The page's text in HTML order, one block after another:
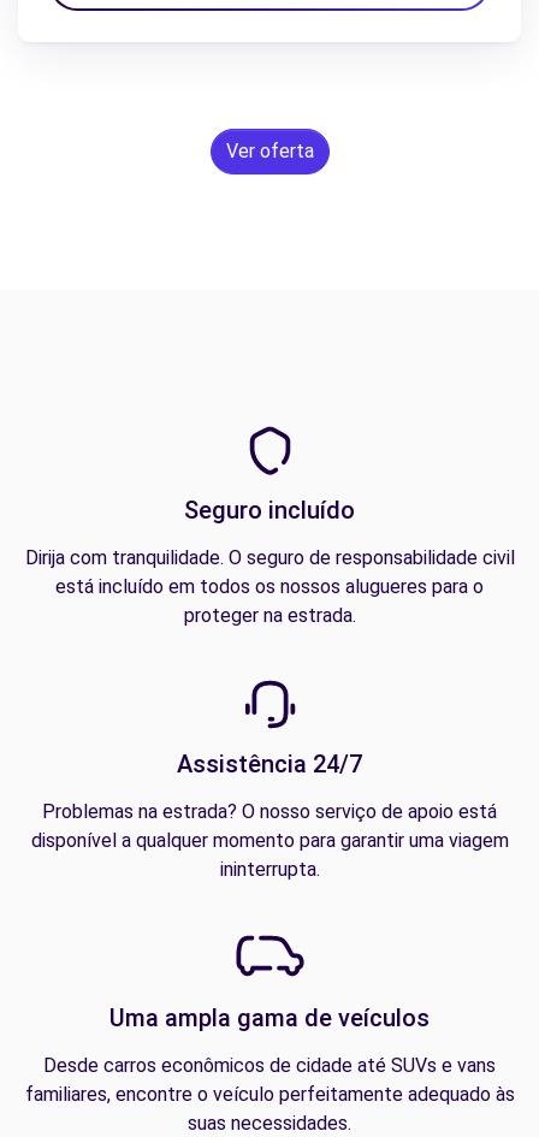
Ver oferta
Seguro incluído
Dirija com tranquilidade. O seguro de responsabilidade civil
está incluído em todos os nossos alugueres para o
proteger na estrada.
Assistência 24/7
Problemas na estrada? O nosso serviço de apoio está
disponível a qualquer momento para garantir uma viagem
ininterrupta.
Uma ampla gama de veículos
Desde carros econômicos de cidade até SUVs e vans
familiares, encontre o veículo perfeitamente adequado às
suas necessidades.